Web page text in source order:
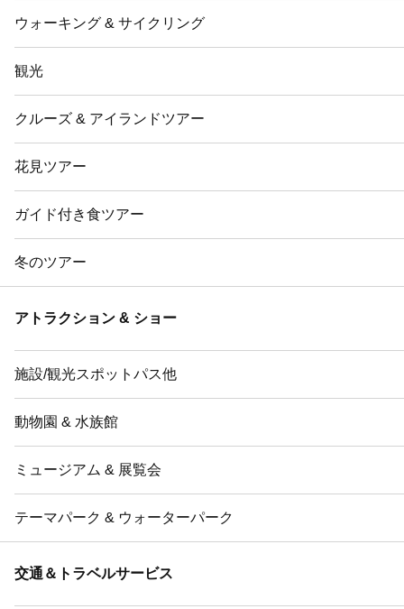
ウォーキング & サイクリング
観光
クルーズ & アイランドツアー
花見ツアー
ガイド付き食ツアー
冬のツアー
アトラクション & ショー
施設/観光スポットパス他
動物園 & 水族館
ミュージアム & 展覧会
テーマパーク & ウォーターパーク
交通＆トラベルサービス